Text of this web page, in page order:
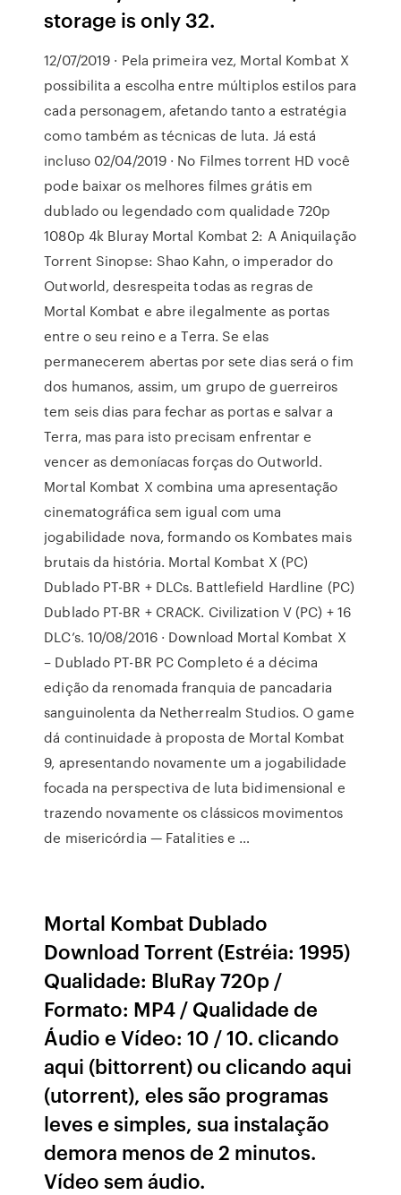
storage is only 32.
12/07/2019 · Pela primeira vez, Mortal Kombat X
possibilita a escolha entre múltiplos estilos para
cada personagem, afetando tanto a estratégia
como também as técnicas de luta. Já está
incluso 02/04/2019 · No Filmes torrent HD você
pode baixar os melhores filmes grátis em
dublado ou legendado com qualidade 720p
1080p 4k Bluray Mortal Kombat 2: A Aniquilação
Torrent Sinopse: Shao Kahn, o imperador do
Outworld, desrespeita todas as regras de
Mortal Kombat e abre ilegalmente as portas
entre o seu reino e a Terra. Se elas
permanecerem abertas por sete dias será o fim
dos humanos, assim, um grupo de guerreiros
tem seis dias para fechar as portas e salvar a
Terra, mas para isto precisam enfrentar e
vencer as demoníacas forças do Outworld.
Mortal Kombat X combina uma apresentação
cinematográfica sem igual com uma
jogabilidade nova, formando os Kombates mais
brutais da história. Mortal Kombat X (PC)
Dublado PT-BR + DLCs. Battlefield Hardline (PC)
Dublado PT-BR + CRACK. Civilization V (PC) + 16
DLC’s. 10/08/2016 · Download Mortal Kombat X
– Dublado PT-BR PC Completo é a décima
edição da renomada franquia de pancadaria
sanguinolenta da Netherrealm Studios. O game
dá continuidade à proposta de Mortal Kombat
9, apresentando novamente um a jogabilidade
focada na perspectiva de luta bidimensional e
trazendo novamente os clássicos movimentos
de misericórdia — Fatalities e …
Mortal Kombat Dublado
Download Torrent (Estréia: 1995)
Qualidade: BluRay 720p /
Formato: MP4 / Qualidade de
Áudio e Vídeo: 10 / 10. clicando
aqui (bittorrent) ou clicando aqui
(utorrent), eles são programas
leves e simples, sua instalação
demora menos de 2 minutos.
Vídeo sem áudio.